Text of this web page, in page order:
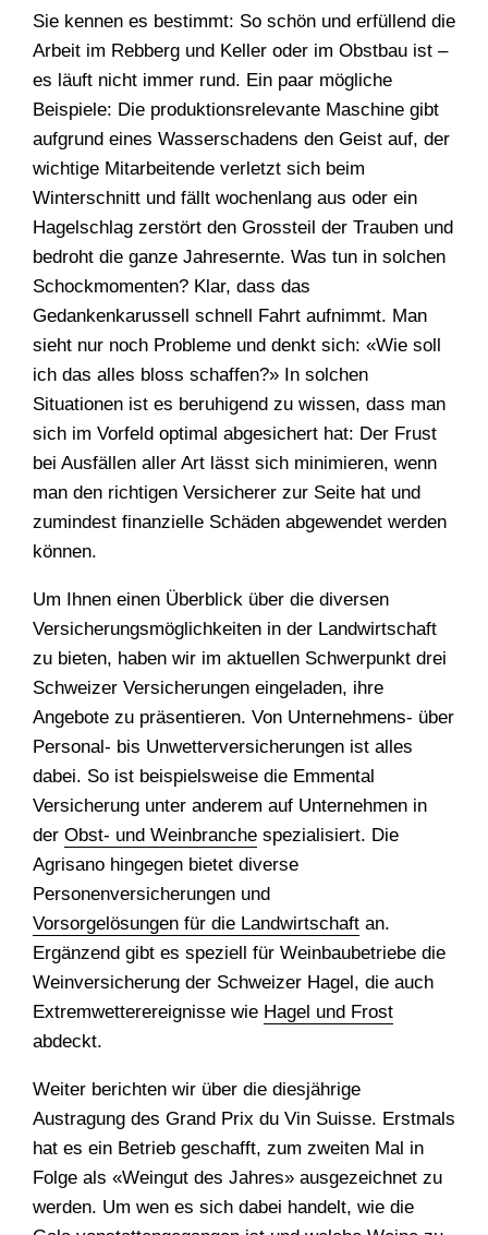
STELLENMARKT
MARKTPLATZ
BEZUGSQUELLENVERZEICHNIS
PUBLIREPORTAGEN
AGENDA
KONTAKT
TEAM
Sie kennen es bestimmt: So schön und erfüllend die
Arbeit im Rebberg und Keller oder im Obstbau ist –
es läuft nicht immer rund. Ein paar mögliche
Beispiele: Die produktionsrelevante Maschine gibt
aufgrund eines Wasserschadens den Geist auf, der
wichtige Mitarbeitende verletzt sich beim
Winterschnitt und fällt wochenlang aus oder ein
Hagelschlag zerstört den Grossteil der Trauben und
bedroht die ganze Jahresernte. Was tun in solchen
Schockmomenten? Klar, dass das
Gedankenkarussell schnell Fahrt aufnimmt. Man
sieht nur noch Probleme und denkt sich: «Wie soll
ich das alles bloss schaffen?» In solchen
Situationen ist es beruhigend zu wissen, dass man
sich im Vorfeld optimal abgesichert hat: Der Frust
bei Ausfällen aller Art lässt sich minimieren, wenn
man den richtigen Versicherer zur Seite hat und
zumindest finanzielle Schäden abgewendet werden
können.
Um Ihnen einen Überblick über die diversen
Versicherungsmöglichkeiten in der Landwirtschaft
zu bieten, haben wir im aktuellen Schwerpunkt drei
Schweizer Versicherungen eingeladen, ihre
Angebote zu präsentieren. Von Unternehmens- über
Personal- bis Unwetterversicherungen ist alles
dabei. So ist beispielsweise die Emmental
Versicherung unter anderem auf Unternehmen in
der Obst- und Weinbranche spezialisiert. Die
Agrisano hingegen bietet diverse
Personenversicherungen und
Vorsorgelösungen für die Landwirtschaft an.
Ergänzend gibt es speziell für Weinbaubetriebe die
Weinversicherung der Schweizer Hagel, die auch
Extremwetterereignisse wie Hagel und Frost
abdeckt.
Weiter berichten wir über die diesjährige
Austragung des Grand Prix du Vin Suisse. Erstmals
hat es ein Betrieb geschafft, zum zweiten Mal in
Folge als «Weingut des Jahres» ausgezeichnet zu
werden. Um wen es sich dabei handelt, wie die